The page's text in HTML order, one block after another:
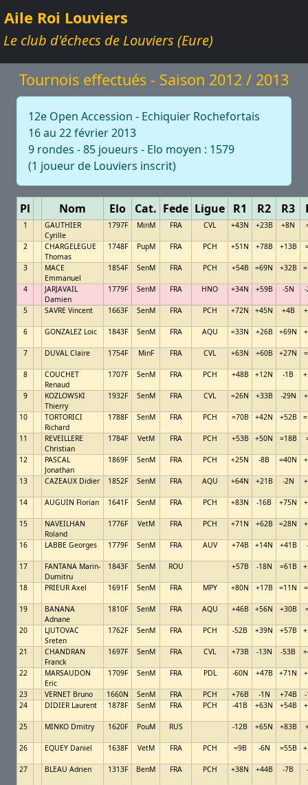
Aile Roi Louviers
Le club d'échecs de Louviers (Eure)
Tournois effectués - Saison 2012 / 2013
12e Open Accession - Echiquier Rochefortais
16 au 22 février 2013
9 rondes - 85 joueurs - Elo moyen : 1579
(1 joueur de Louviers inscrit)
Pl Nom Elo Cat. Fede Ligue R1 R2 R3
1
GAUTHIER
Cyrille
1797F MinM FRA CVL +43N +23B +8N
2
CHARGELEGUE
Thomas
1748F PupM FRA PCH +51N +78B +13B
3
MACE
Emmanuel
1854F SenM FRA PCH +54B =69N +32B
4
JARJAVAIL
Damien
1779F SenM FRA HNO +34N +59B -5N
5 SAVRE Vincent 1663F SenM FRA PCH +72N +45N +4B
6 GONZALEZ Loic 1843F SenM FRA AQU =33N +26B +69N
7 DUVAL Claire 1754F MinF FRA CVL +63N +60B +27N
8
COUCHET
Renaud
1707F SenM FRA PCH +48B +12N -1B
9
KOZLOWSKI
Thierry
1932F SenM FRA CVL =26N +33B -29N
10
TORTORICI
Richard
1788F SenM FRA PCH =70B +42N +52B
11
REVEILLERE
Christian
1784F VetM FRA PCH +53B +50N =18B
12
PASCAL
Jonathan
1869F SenM FRA PCH +25N -8B =40N
13 CAZEAUX Didier 1852F SenM FRA AQU +64N +21B -2N
14 AUGUIN Florian 1641F SenM FRA PCH +83N -16B +75N
15
NAVEILHAN
Roland
1776F VetM FRA PCH +71N +62B =28N
16 LABBE Georges 1779F SenM FRA AUV +74B +14N +41B
17
FANTANA Marin-
Dumitru
1843F SenM ROU +57B -18N =61B
18 PRIEUR Axel 1691F SenM FRA MPY +80N +17B =11N
19
BANANA
Adnane
1810F SenM FRA AQU +46B +56N +30B
20
LJUTOVAC
Sreten
1762F SenM FRA PCH -52B +39N +57B
21
CHANDRAN
Franck
1697F SenM FRA CVL +73B -13N -53B
22
MARSAUDON
Eric
1709F SenM FRA PDL -60N +47B +71N
23 VERNET Bruno 1660N SenM FRA PCH +76B -1N +74B
24
DIDIER Laurent 1878F SenM FRA PCH -41B +63N +54B
25 MINKO Dmitry 1620F PouM RUS -12B +65N +83B
26 EQUEY Daniel 1638F VetM FRA PCH =9B -6N =55B
27 BLEAU Adrien 1313F BenM FRA PCH +38N +44B -7B